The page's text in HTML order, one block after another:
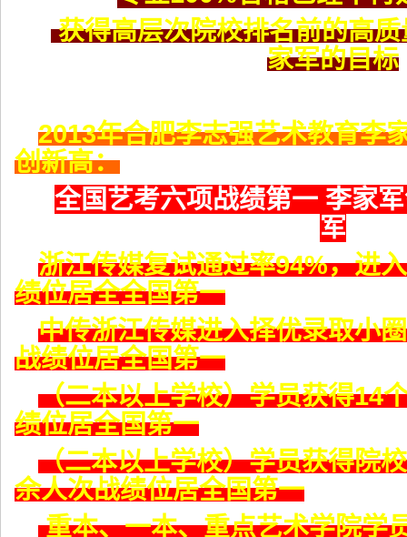
获得高层次院校排名前的高
家军的目标
2013年合肥李志强艺术教育李
创新高：
全国艺考六项战绩第一 李家
军
浙江传媒复试通过率94%，进
绩位居全全国第一
中传浙江传媒进入择优录取小
战绩位居全国第一
（二本以上学校）学员获得14
绩位居全国第一
（二本以上学校）学员获得院
余人次战绩位居全国第一
重本、一本、重点艺术学院学